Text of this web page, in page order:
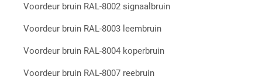
Voordeur bruin RAL-8002 signaalbruin
Voordeur bruin RAL-8003 leembruin
Voordeur bruin RAL-8004 koperbruin
Voordeur bruin RAL-8007 reebruin